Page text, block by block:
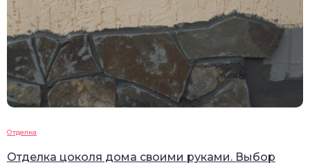
Отделка
Отделка цоколя дома своими руками. Выбор